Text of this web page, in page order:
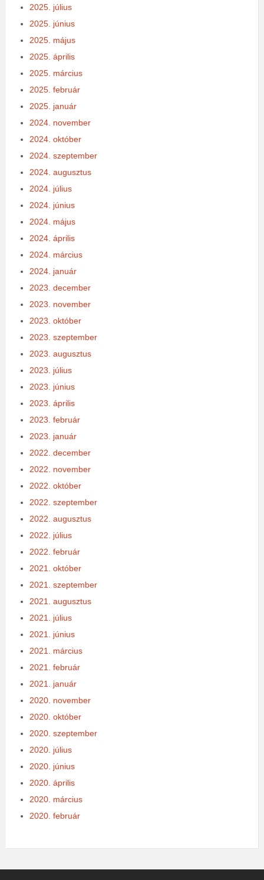
2025. július
2025. június
2025. május
2025. április
2025. március
2025. február
2025. január
2024. november
2024. október
2024. szeptember
2024. augusztus
2024. július
2024. június
2024. május
2024. április
2024. március
2024. január
2023. december
2023. november
2023. október
2023. szeptember
2023. augusztus
2023. július
2023. június
2023. április
2023. február
2023. január
2022. december
2022. november
2022. október
2022. szeptember
2022. augusztus
2022. július
2022. február
2021. október
2021. szeptember
2021. augusztus
2021. július
2021. június
2021. március
2021. február
2021. január
2020. november
2020. október
2020. szeptember
2020. július
2020. június
2020. április
2020. március
2020. február